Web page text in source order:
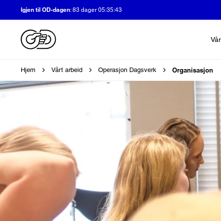
Igjen til OD-dagen:83 dager 05:35:42
Brødsmulesti
Hjem Vårt arbeid Operasjon Dagsverk Organisasjon